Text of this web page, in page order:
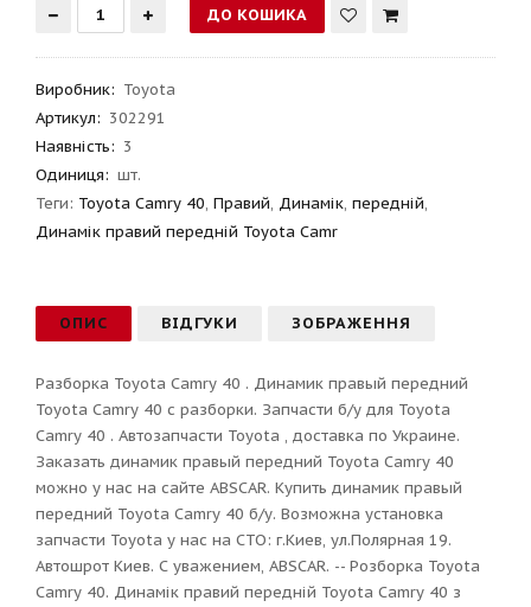
Виробник: Toyota
Артикул: 302291
Наявність: 3
Одиниця: шт.
Теги: Toyota Camry 40, Правий, Динамік, передній,
Динамік правий передній Toyota Camr
ОПИС ВІДГУКИ ЗОБРАЖЕННЯ
Разборка Toyota Camry 40 . Динамик правый передний
Toyota Camry 40 с разборки. Запчасти б/у для Toyota
Camry 40 . Автозапчасти Toyota , доставка по Украине.
Заказать динамик правый передний Toyota Camry 40
можно у нас на сайте ABSCAR. Купить динамик правый
передний Toyota Camry 40 б/у. Возможна установка
запчасти Toyota у нас на СТО: г.Киев, ул.Полярная 19.
Автошрот Киев. С уважением, ABSCAR. -- Розборка Toyota
Camry 40. Динамік правий передній Toyota Camry 40 з